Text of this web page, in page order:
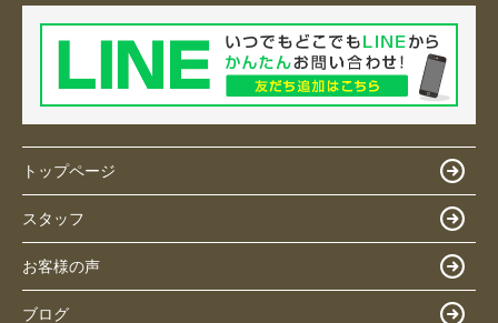
トップページ
スタッフ
お客様の声
ブログ